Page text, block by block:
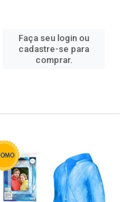
Faça seu login ou
cadastre-se para
comprar.